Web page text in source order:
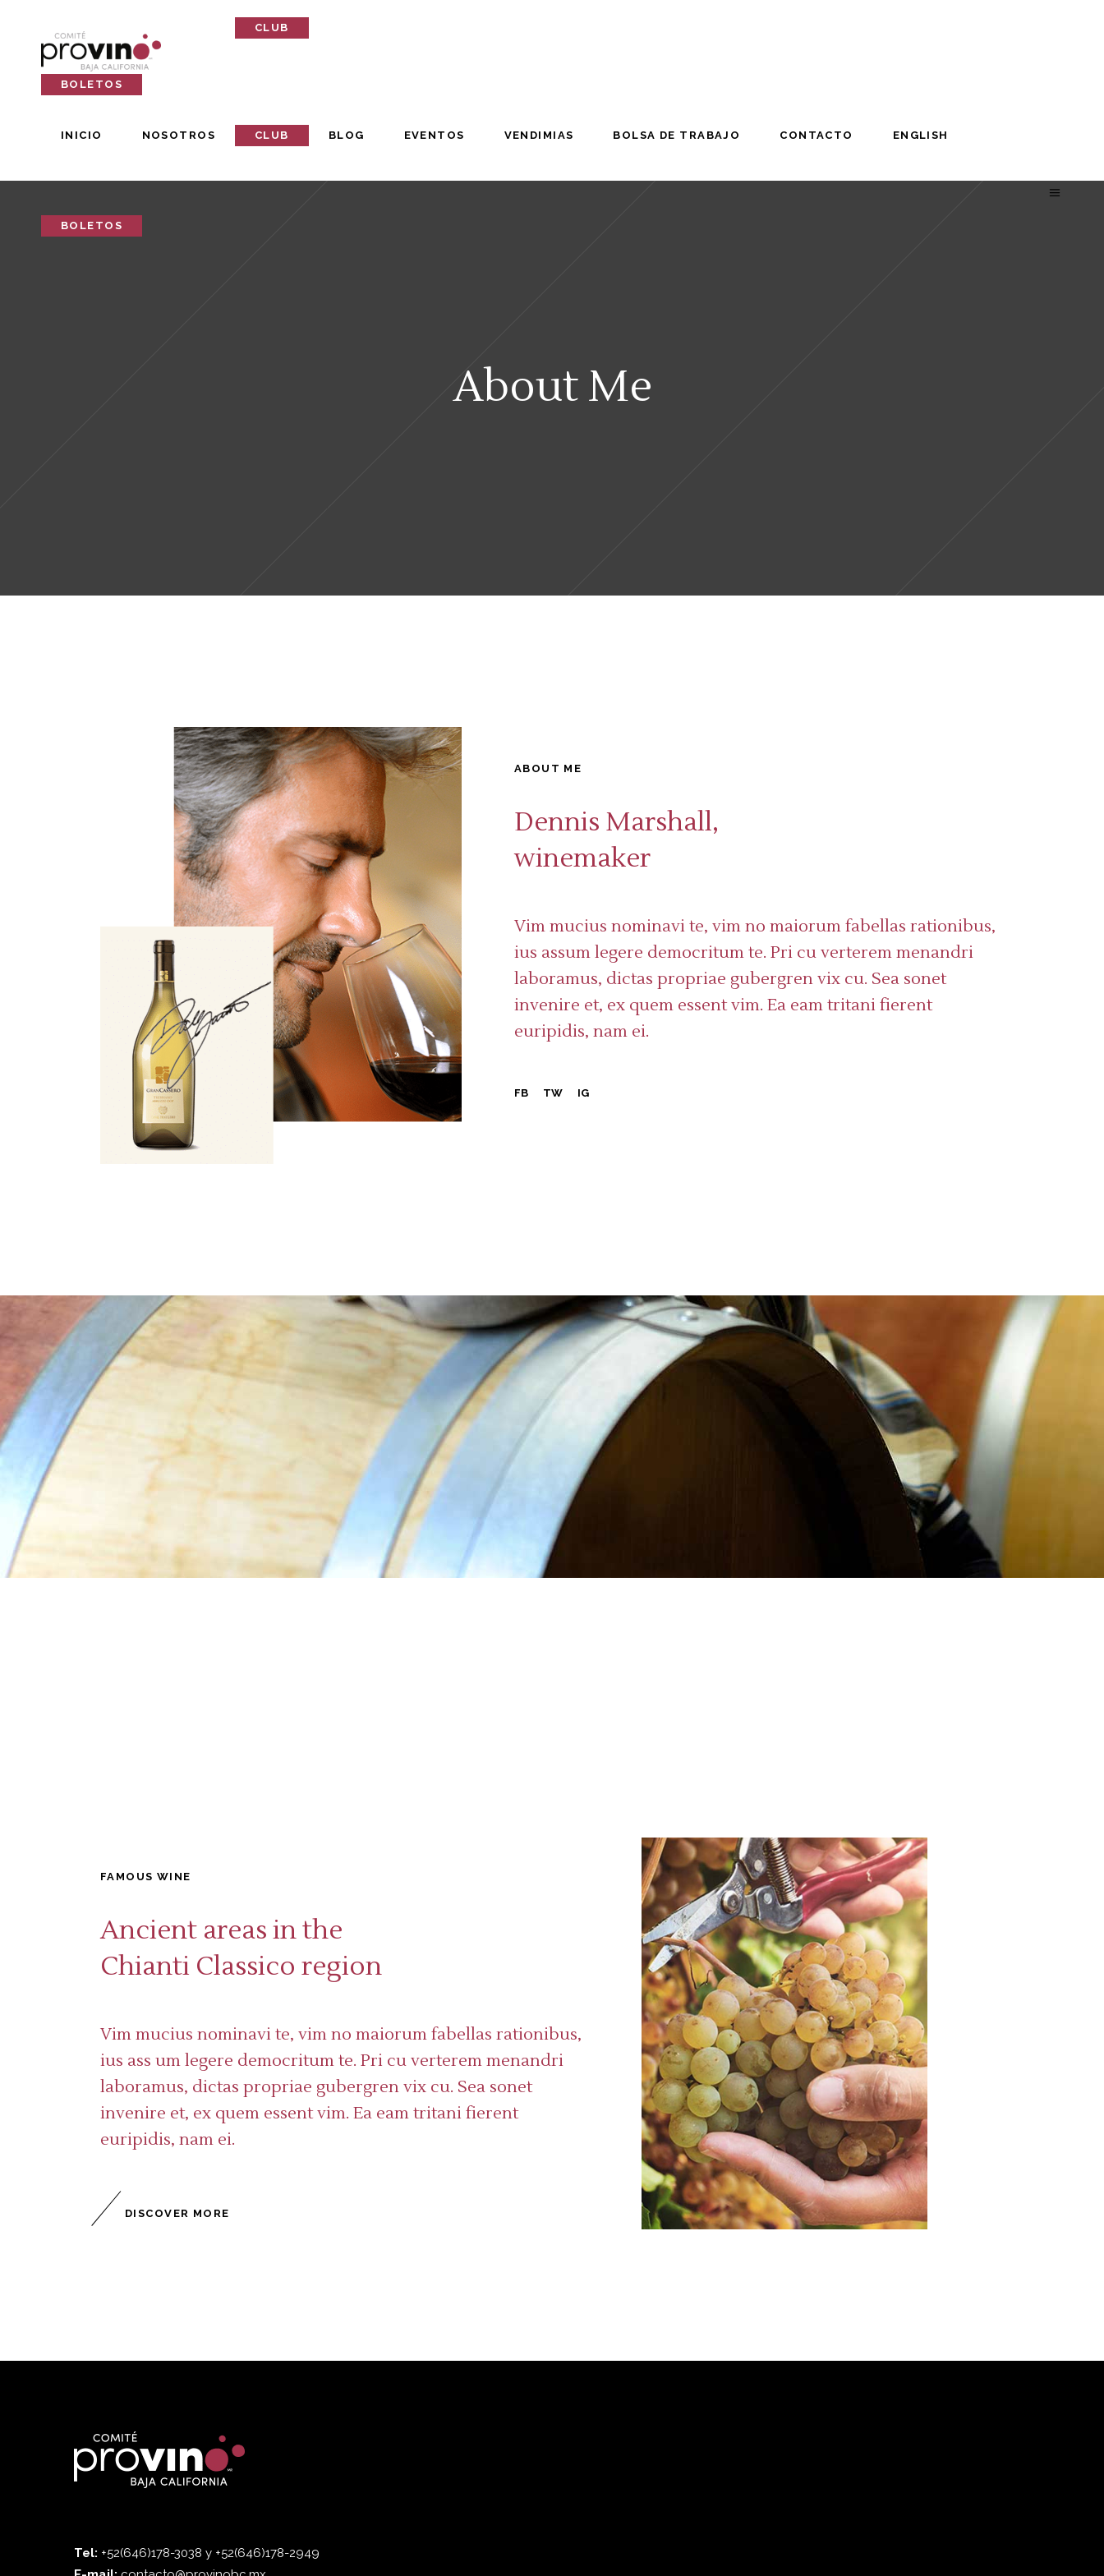
INICIO NOSOTROS CLUB BLOG EVENTOS VENDIMIAS BOLSA DE TRABAJO CONTACTO ENGLISH
BOLETOS
CLUB
BOLETOS
About Me
ABOUT ME
Dennis Marshall,
winemaker
Vim mucius nominavi te, vim no maiorum fabellas rationibus,
ius assum legere democritum te. Pri cu verterem menandri
laboramus, dictas propriae gubergren vix cu. Sea sonet
invenire et, ex quem essent vim. Ea eam tritani fierent
euripidis, nam ei.
FB TW IG
FAMOUS WINE
Ancient areas in the
Chianti Classico region
Vim mucius nominavi te, vim no maiorum fabellas rationibus,
ius ass um legere democritum te. Pri cu verterem menandri
laboramus, dictas propriae gubergren vix cu. Sea sonet
invenire et, ex quem essent vim. Ea eam tritani fierent
euripidis, nam ei.
DISCOVER MORE
Tel: +52(646)178-3038 y +52(646)178-2949